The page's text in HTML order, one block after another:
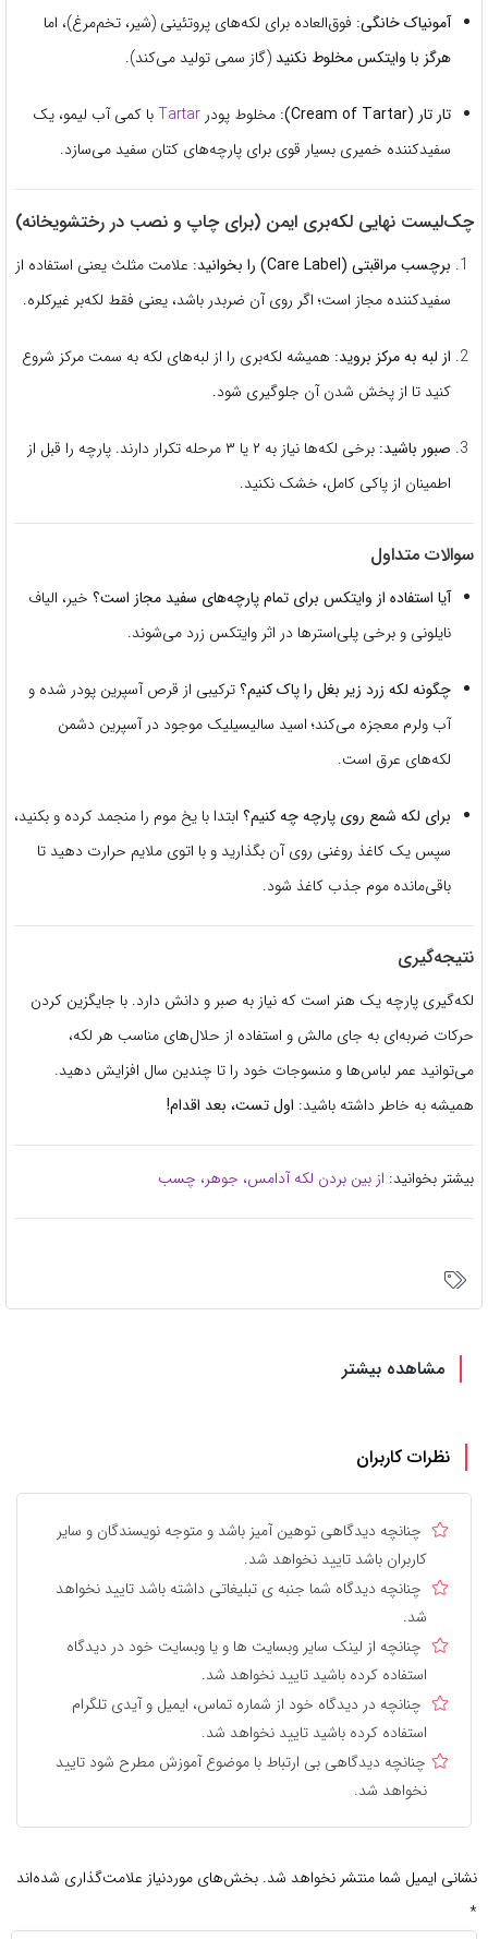
آمونیاک خانگی: فوق‌العاده برای لکه‌های پروتئینی (شیر، تخم‌مرغ)، اما
هرگز با وایتکس مخلوط نکنید (گاز سمی تولید می‌کند).
تار تار (Cream of Tartar): مخلوط پودر Tartarبا کمی آب لیمو، یک
سفیدکننده خمیری بسیار قوی برای پارچه‌های کتان سفید می‌سازد.
چک‌لیست نهایی لکه‌بری ایمن (برای چاپ و نصب در رختشویخانه)
برچسب مراقبتی (Care Label) را بخوانید:
علامت مثلث یعنی استفاده از
سفیدکننده مجاز است؛ اگر روی آن ضربدر باشد، یعنی فقط لکه‌بر غیرکلره.
از لبه به مرکز بروید: همیشه لکه‌بری را از لبه‌های لکه به سمت مرکز شروع
کنید تا از پخش شدن آن جلوگیری شود.
صبور باشید:
برخی لکه‌ها نیاز به ۲ یا ۳ مرحله تکرار دارند. پارچه را قبل از
اطمینان از پاکی کامل، خشک نکنید.
سوالات متداول
آیا استفاده از وایتکس برای تمام پارچه‌های سفید مجاز است؟ خیر، الیاف
نایلونی و برخی پلی‌استرها در اثر وایتکس زرد می‌شوند.
چگونه لکه زرد زیر بغل را پاک کنیم؟ترکیبی از قرص آسپرین پودر شده و
آب ولرم معجزه می‌کند؛ اسید سالیسیلیک موجود در آسپرین دشمن
لکه‌های عرق است.
برای لکه شمع روی پارچه چه کنیم؟ ابتدا با یخ موم را منجمد کرده و بکنید،
سپس یک کاغذ روغنی روی آن بگذارید و با اتوی ملایم حرارت دهید تا
باقی‌مانده موم جذب کاغذ شود.
نتیجه‌گیری
لکه‌گیری پارچه یک هنر است که نیاز به صبر و دانش دارد. با جایگزین کردن
حرکات ضربه‌ای به جای مالش و استفاده از حلال‌های مناسب هر لکه،
می‌توانید عمر لباس‌ها و منسوجات خود را تا چندین سال افزایش دهید.
همیشه به خاطر داشته باشید: اول تست، بعد اقدام!
بیشتر بخوانید: از بین بردن لکه آدامس، جوهر، چسب
مشاهده بیشتر
نظرات کاربران
چنانچه دیدگاهی توهین آمیز باشد و متوجه نویسندگان و سایر
کاربران باشد تایید نخواهد شد.
چنانچه دیدگاه شما جنبه ی تبلیغاتی داشته باشد تایید نخواهد
شد.
چنانچه از لینک سایر وبسایت ها و یا وبسایت خود در دیدگاه
استفاده کرده باشید تایید نخواهد شد.
چنانچه در دیدگاه خود از شماره تماس، ایمیل و آیدی تلگرام
استفاده کرده باشید تایید نخواهد شد.
چنانچه دیدگاهی بی ارتباط با موضوع آموزش مطرح شود تایید
نخواهد شد.
نشانی ایمیل شما منتشر نخواهد شد. بخش‌های موردنیاز علامت‌گذاری شده‌اند
*